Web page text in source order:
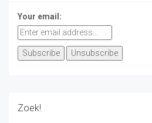
Your email:
Zoek!